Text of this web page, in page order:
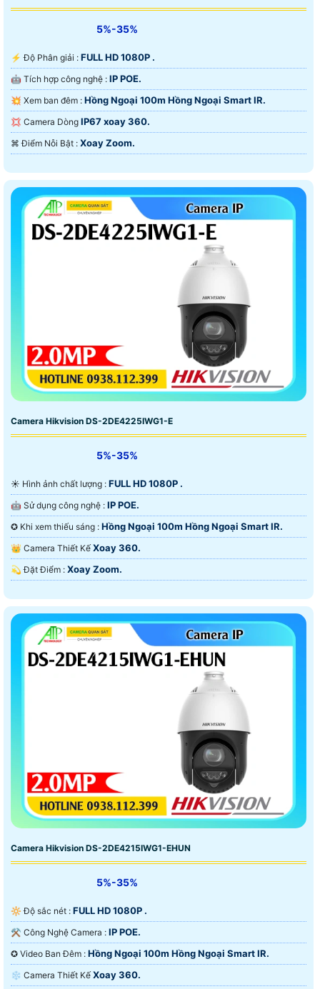
5%-35%
️⚡ Độ Phân giải : FULL HD 1080P .
🤖️ Tích hợp công nghệ : IP POE.
💥 Xem ban đêm : Hồng Ngoại 100m Hồng Ngoại Smart IR.
💢 Camera Dòng IP67 xoay 360.
️⌘ Điểm Nỗi Bật : Xoay Zoom.
Camera Hikvision DS-2DE4225IWG1-E
5%-35%
☀️ Hình ảnh chất lượng : FULL HD 1080P .
🤖️ Sử dụng công nghệ : IP POE.
✪ Khi xem thiếu sáng : Hồng Ngoại 100m Hồng Ngoại Smart IR.
👑 Camera Thiết Kế Xoay 360.
️💫 Đặt Điểm : Xoay Zoom.
Camera Hikvision DS-2DE4215IWG1-EHUN
5%-35%
🔆 Độ sắc nét : FULL HD 1080P .
⚒ Công Nghệ Camera : IP POE.
✪ Video Ban Đêm : Hồng Ngoại 100m Hồng Ngoại Smart IR.
❄ Camera Thiết Kế Xoay 360.